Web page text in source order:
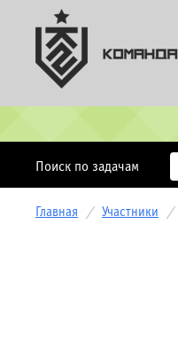
Поиск по задачам
Главная / Участники /